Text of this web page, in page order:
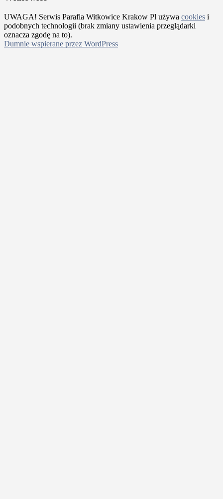
UWAGA! Serwis Parafia Witkowice Krakow Pl używa cookies i
podobnych technologii (brak zmiany ustawienia przeglądarki
oznacza zgodę na to).
Dumnie wspierane przez WordPress